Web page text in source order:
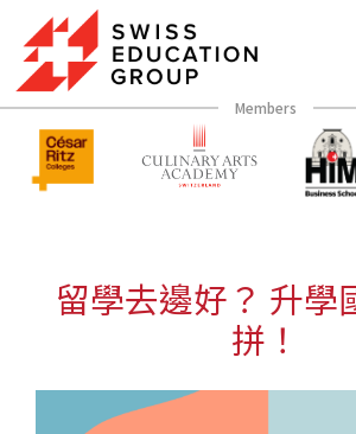
Members
留學去邊好？ 升學
拼！